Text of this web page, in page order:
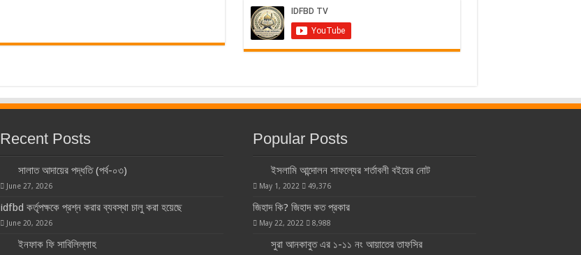
Recent Posts
সালাত আদায়ের পদ্ধতি (পর্ব-০৩)
June 27, 2026
idfbd কর্তৃপক্ষকে প্রশ্ন করার ব্যবস্থা চালু করা হয়েছে
June 20, 2026
ইনফাক ফি সাবিলিল্লাহ
Popular Posts
ইসলামি আন্দোলন সাফল্যের শর্তাবলী বইয়ের নোট
May 1, 2022 49,376
জিহাদ কি? জিহাদ কত প্রকার
May 22, 2022 8,988
সুরা আনকাবুত এর ১-১১ নং আয়াতের তাফসির